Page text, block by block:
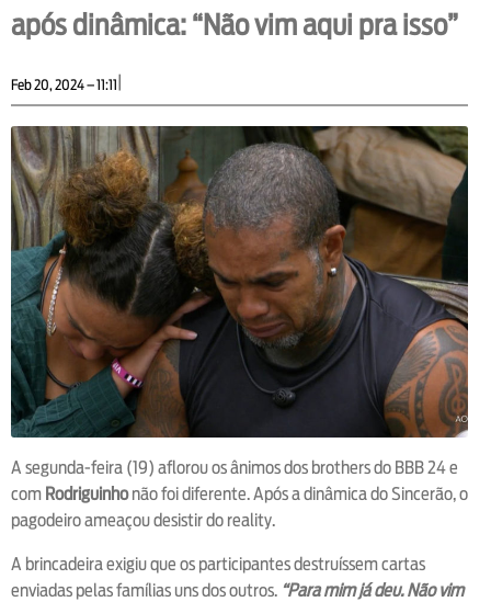
após dinâmica: “Não vim aqui pra isso”
Feb 20, 2024 – 11:11
A segunda-feira (19) aflorou os ânimos dos brothers do BBB 24 e
com Rodriguinhonão foi diferente. Após a dinâmica do Sincerão, o
pagodeiro ameaçou desistir do reality.
A brincadeira exigiu que os participantes destruíssem cartas
enviadas pelas famílias uns dos outros. “Para mim já deu. Não vim